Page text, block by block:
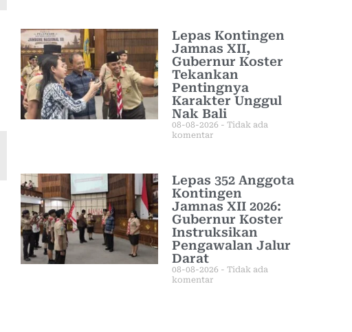
Lepas Kontingen
Jamnas XII,
Gubernur Koster
Tekankan
Pentingnya
Karakter Unggul
Nak Bali
08-08-2026
Tidak ada
komentar
Lepas 352 Anggota
Kontingen
Jamnas XII 2026:
Gubernur Koster
Instruksikan
Pengawalan Jalur
Darat
08-08-2026
Tidak ada
komentar